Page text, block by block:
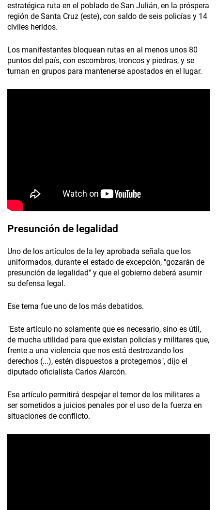
estratégica ruta en el poblado de San Julián, en la próspera
región de Santa Cruz (este), con saldo de seis policías y 14
civiles heridos.
Los manifestantes bloquean rutas en al menos unos 80
puntos del país, con escombros, troncos y piedras, y se
turnan en grupos para mantenerse apostados en el lugar.
Presunción de legalidad
Uno de los artículos de la ley aprobada señala que los
uniformados, durante el estado de excepción, "gozarán de
presunción de legalidad" y que el gobierno deberá asumir
su defensa legal.
Ese tema fue uno de los más debatidos.
"Este artículo no solamente que es necesario, sino es útil,
de mucha utilidad para que existan policías y militares que,
frente a una violencia que nos está destrozando los
derechos (...), estén dispuestos a protegernos", dijo el
diputado oficialista Carlos Alarcón.
Ese artículo permitirá despejar el temor de los militares a
ser sometidos a juicios penales por el uso de la fuerza en
situaciones de conflicto.